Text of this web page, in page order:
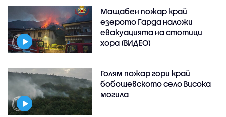
Мащабен пожар край
езерото Гарда наложи
евакуацията на стотици
хора (ВИДЕО)
Голям пожар гори край
бобошевското село Висока
могила